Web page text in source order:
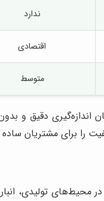
ندارد
اقتصادی
متوسط
اندازه‌گیری دقیق و
را برای مشتریان
محیط‌های تولیدی،